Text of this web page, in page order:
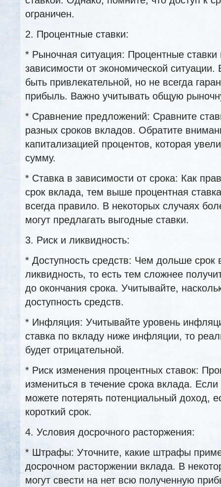
ограничен.
2. Процентные ставки:
* Рыночная ситуация: Процентные
зависимости от экономической
быть привлекательной, но не всегда
прибыль. Важно учитывать общую
* Сравнение предложений: Сравните
разных сроков вкладов. Обратите
капитализацией процентов, которая
сумму.
* Ставка в зависимости от срока: Как
срок вклада, тем выше процентная
всегда правило. В некоторых случаях
могут предлагать выгодные ставки.
3. Риск и ликвидность:
* Доступность средств: Чем дольше срок
ликвидность, то есть тем сложнее
до окончания срока. Учитывайте,
доступность средств.
* Инфляция: Учитывайте уровень
ставка по вкладу ниже инфляции, то
будет отрицательной.
* Риск изменения процентных ставок:
измениться в течение срока вклада.
можете потерять потенциальный доход,
короткий срок.
4. Условия досрочного расторжения:
* Штрафы: Уточните, какие штрафы
досрочном расторжении вклада. В
могут свести на нет всю полученную